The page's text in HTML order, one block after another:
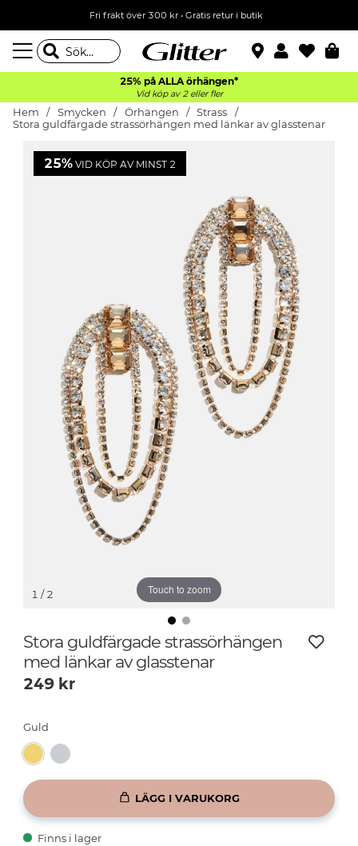
Fri frakt över 300 kr• Gratis retur i butik
25% på ALLA örhängen*
Vid köp av 2 eller fler
Hem Smycken Örhängen
Strass
Stora guldfärgade strassörhängen med länkar av glasstenar
25% VID KÖP AV MINST 2
Touch to zoom
1 / 2
Stora guldfärgade strassörhängen
med länkar av glasstenar
249 kr
Guld
LÄGG I VARUKORG
Finns i lager